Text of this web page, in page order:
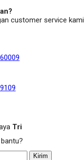
customer service kami
Tri
Kirim